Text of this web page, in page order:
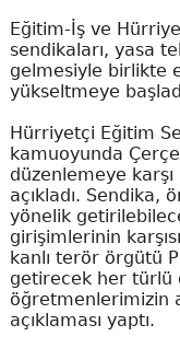
Eğitim-İş ve
sendikaları, yasa
gelmesiyle birlikte
yükseltmeye
Hürriyetçi Eğitim
kamuoyunda
düzenlemeye
açıkladı. Sendika,
yönelik
girişimlerinin
kanlı terör örgütü
getirecek her türlü
öğretmenlerimizin
açıklaması yaptı.